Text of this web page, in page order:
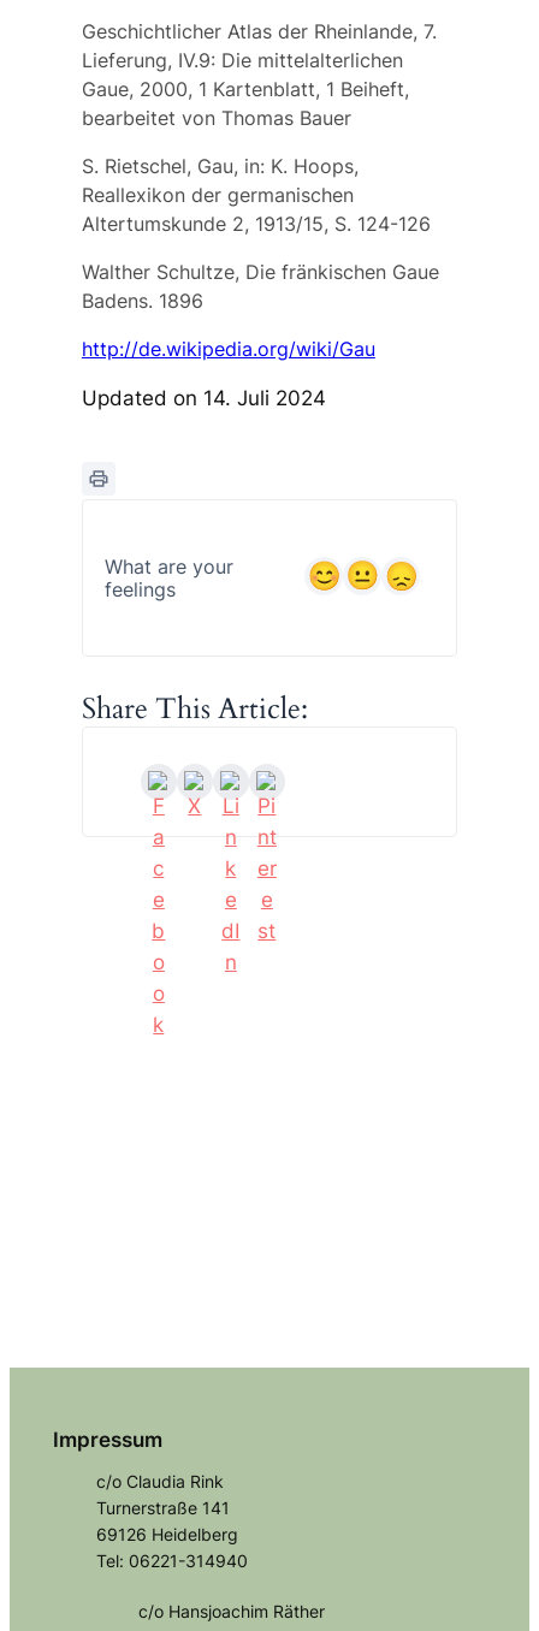
Geschichtlicher Atlas der Rheinlande, 7.
Lieferung, IV.9: Die mittelalterlichen
Gaue, 2000, 1 Kartenblatt, 1 Beiheft,
bearbeitet von Thomas Bauer
S. Rietschel, Gau, in: K. Hoops,
Reallexikon der germanischen
Altertumskunde 2, 1913/15, S. 124-126
Walther Schultze, Die fränkischen Gaue
Badens. 1896
http://de.wikipedia.org/wiki/Gau
Updated on 14. Juli 2024
What are your
feelings
Share This Article:
Impressum
c/o Claudia Rink
Turnerstraße 141
69126 Heidelberg
Tel: 06221-314940
c/o Hansjoachim Räther